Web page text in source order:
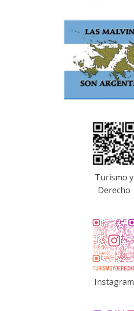
Turismo y
Derecho
Instagram